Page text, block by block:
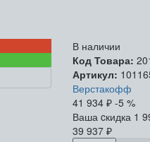
В наличии
Код Товара:
Артикул:
Верстакофф
41 934₽ -5 %
Ваша cкидка 1
39 937₽